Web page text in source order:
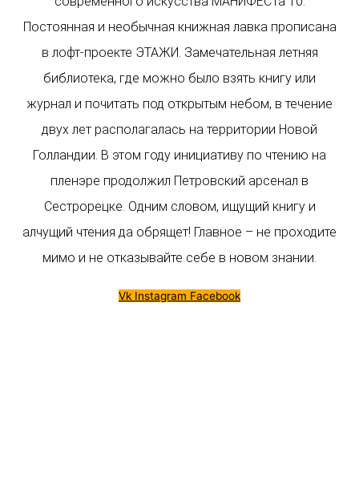
Постоянная и необычная книжная лавка прописана
в лофт-проекте ЭТАЖИ. Замечательная летняя
библиотека, где можно было взять книгу или
журнал и почитать под открытым небом, в течение
двух лет располагалась на территории Новой
Голландии. В этом году инициативу по чтению на
пленэре продолжил Петровский арсенал в
Сестрорецке. Одним словом, ищущий книгу и
алчущий чтения да обрящет! Главное – не проходите
мимо и не отказывайте себе в новом знании.
Vk Instagram Facebook